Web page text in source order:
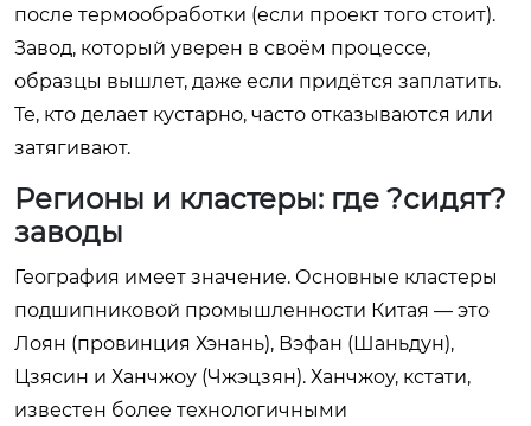
после термообработки (если проект того стоит).
Завод, который уверен в своём процессе,
образцы вышлет, даже если придётся заплатить.
Те, кто делает кустарно, часто отказываются или
затягивают.
Регионы и кластеры: где ?сидят?
заводы
География имеет значение. Основные кластеры
подшипниковой промышленности Китая — это
Лоян (провинция Хэнань), Вэфан (Шаньдун),
Цзясин и Ханчжоу (Чжэцзян). Ханчжоу, кстати,
известен более технологичными